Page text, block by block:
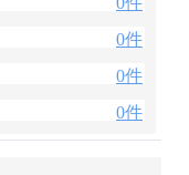
0件
0件
0件